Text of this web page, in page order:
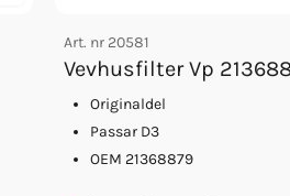
Art. nr 20581
Vevhusfilter Vp
Originaldel
Passar D3
OEM 21368879